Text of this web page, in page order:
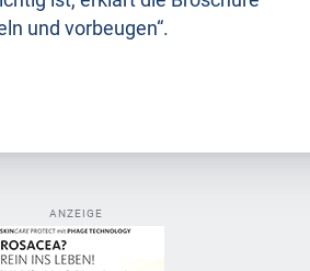
und vorbeugen“.
ANZEIGE